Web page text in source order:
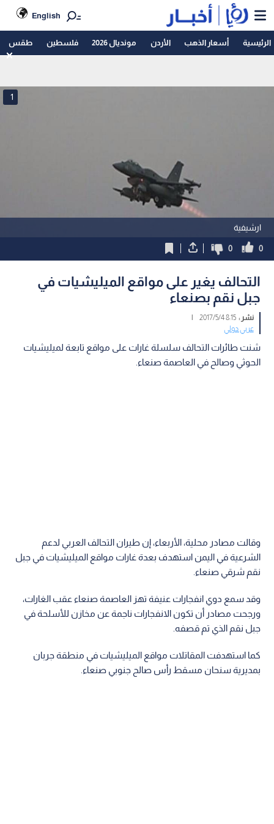
English
الرئيسية أسعار الذهب الأردن مونديال 2026 فلسطين طقس
ارشيفية
1
0
0
التحالف يغير على مواقع الميليشيات في
جبل نقم بصنعاء
نشر :8:15 2017/5/4
|
عربي دولي
شنت طائرات التحالف سلسلة غارات على مواقع تابعة لميليشيات
الحوثي وصالح في العاصمة صنعاء.
وقالت مصادر محلية، الأربعاء، إن طيران التحالف العربي لدعم
الشرعية في اليمن استهدف بعدة غارات مواقع الميليشيات في جبل
نقم شرقي صنعاء.
وقد سمع دوي انفجارات عنيفة تهز العاصمة صنعاء عقب الغارات،
ورجحت مصادر أن تكون الانفجارات ناجمة عن مخازن للأسلحة في
جبل نقم الذي تم قصفه.
كما استهدفت المقاتلات مواقع الميليشيات في منطقة جربان
بمديرية سنحان مسقط رأس صالح جنوبي صنعاء.